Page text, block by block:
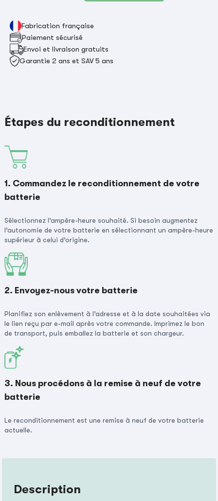
Fabrication française
Paiement sécurisé
Envoi et livraison gratuits
Garantie 2 ans et SAV 5 ans
Étapes du reconditionnement
1. Commandez le reconditionnement de votre
batterie
Sélectionnez l’ampère-heure souhaité. Si besoin augmentez
l’autonomie de votre batterie en sélectionnant un ampère-heure
supérieur à celui d’origine.
2. Envoyez-nous votre batterie
Planifiez son enlèvement à l’adresse et à la date souhaitées via
le lien reçu par e-mail après votre commande. Imprimez le bon
de transport, puis emballez la batterie et son chargeur.
3. Nous procédons à la remise à neuf de votre
batterie
Le reconditionnement est une remise à neuf de votre batterie
actuelle.
Description